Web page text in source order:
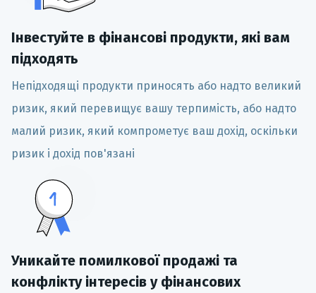
Інвестуйте в фінансові продукти, які вам
підходять
Непідходящі продукти приносять або надто великий
ризик, який перевищує вашу терпимість, або надто
малий ризик, який компрометує ваш дохід, оскільки
ризик і дохід пов'язані
Уникайте помилкової продажі та
конфлікту інтересів у фінансових